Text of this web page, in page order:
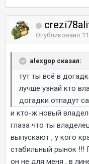
Опубликовано
alexgop сказал:
тут ты всё в
лучше узнай кто
догадки отпадут
и кто-ж новый
глаза что ты
выпускают , у кого
стабильный рынок
он не для меня , в